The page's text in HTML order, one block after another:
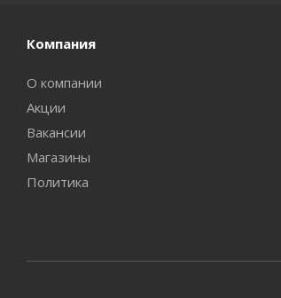
Компания
О компании
Акции
Вакансии
Магазины
Политика